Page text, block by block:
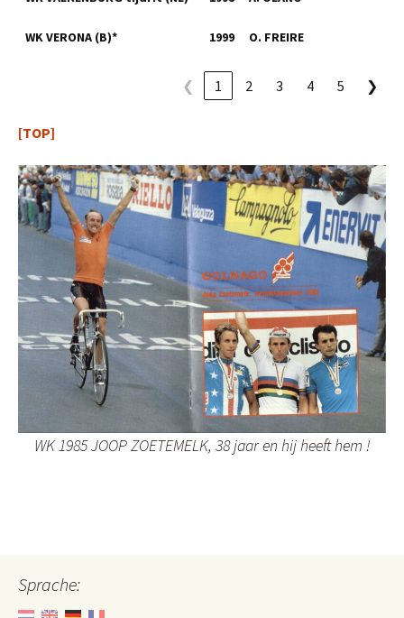
WK VERONA (B)* 1999 O. FREIRE
❮ 1 2 3 4 5 ❯
[TOP]
WK 1985 JOOP ZOETEMELK, 38 jaar en hij heeft hem !
Sprache: